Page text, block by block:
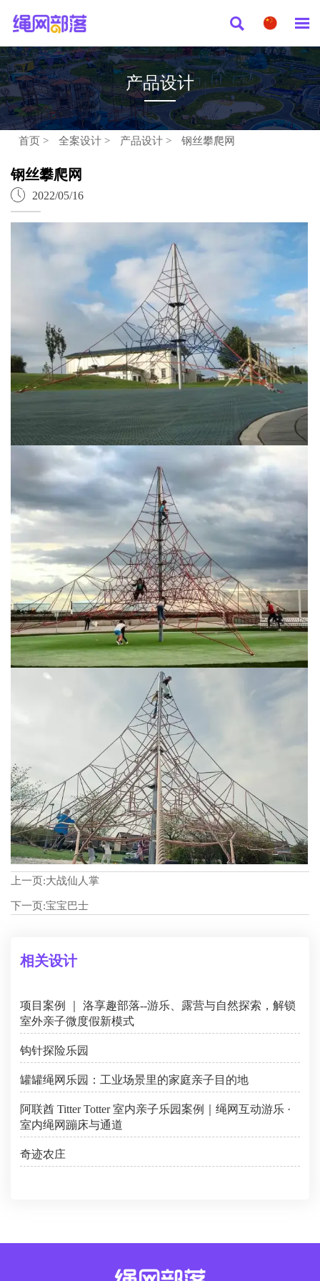
 
产品设计
首页 > 全案设计 > 产品设计 > 钢丝攀爬网
钢丝攀爬网
 2022/05/16
上一页:大战仙人掌
下一页:宝宝巴士
相关设计
项目案例 ｜ 洛享趣部落--游乐、露营与自然探索，解锁
室外亲子微度假新模式
钩针探险乐园
罐罐绳网乐园：工业场景里的家庭亲子目的地
阿联酋 Titter Totter 室内亲子乐园案例｜绳网互动游乐 ·
室内绳网蹦床与通道
奇迹农庄